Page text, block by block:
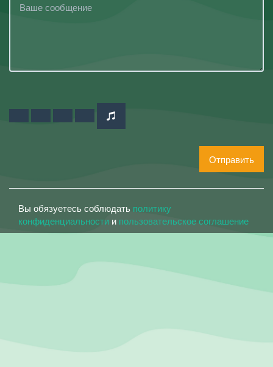
Отправить
Вы обязуетесь соблюдать политику
конфиденциальности и пользовательское соглашение